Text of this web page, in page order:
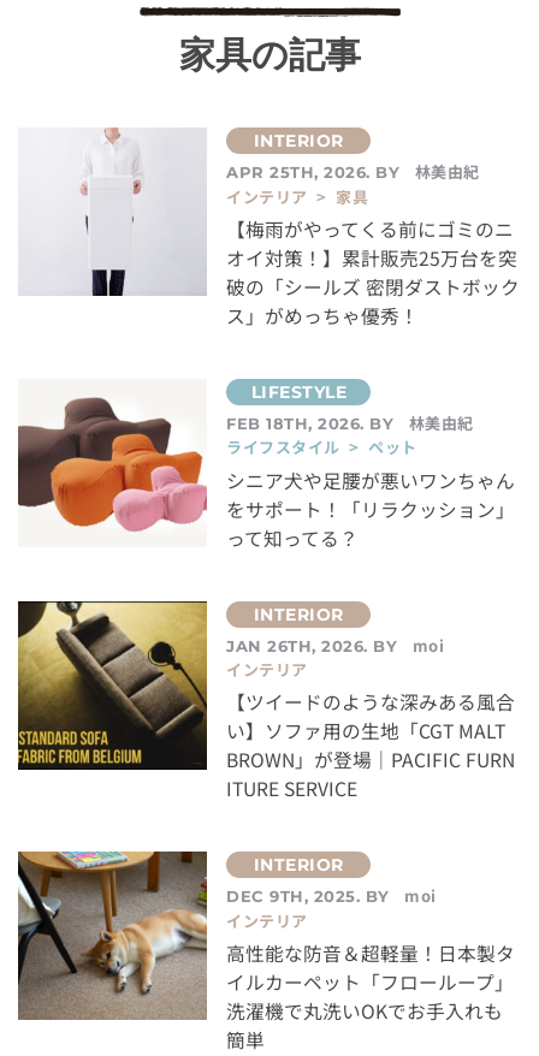
家具の記事
APR 25TH, 2026. BY
林美由紀
インテリア > 家具
【梅雨がやってくる前にゴミのニ
オイ対策！】累計販売25万台を突
破の「シールズ 密閉ダストボック
ス」がめっちゃ優秀！
FEB 18TH, 2026. BY
林美由紀
ライフスタイル > ペット
シニア犬や足腰が悪いワンちゃん
をサポート！「リラクッション」
って知ってる？
JAN 26TH, 2026. BY
moi
インテリア
【ツイードのような深みある風合
い】ソファ用の生地「CGT MALT
BROWN」が登場｜PACIFIC FURN
ITURE SERVICE
DEC 9TH, 2025. BY
moi
インテリア
高性能な防音＆超軽量！日本製タ
イルカーペット「フローループ」
洗濯機で丸洗いOKでお手入れも
簡単